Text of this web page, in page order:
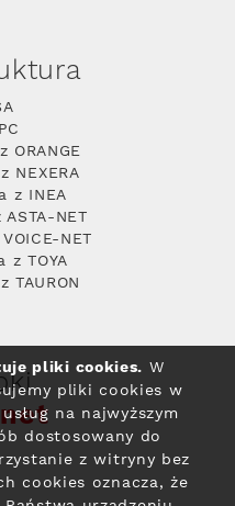
ORANGE
NEXERA
z INEA
NET
NET
z TOYA
TAURON
pliki cookies. W
pliki cookies w
na najwyższym
dostosowany do
z witryny bez
cookies oznacza, że